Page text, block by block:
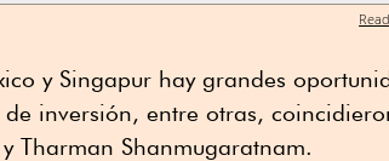
y Singapur hay grandes
inversión, entre otras,
Tharman Shanmugaratnam.